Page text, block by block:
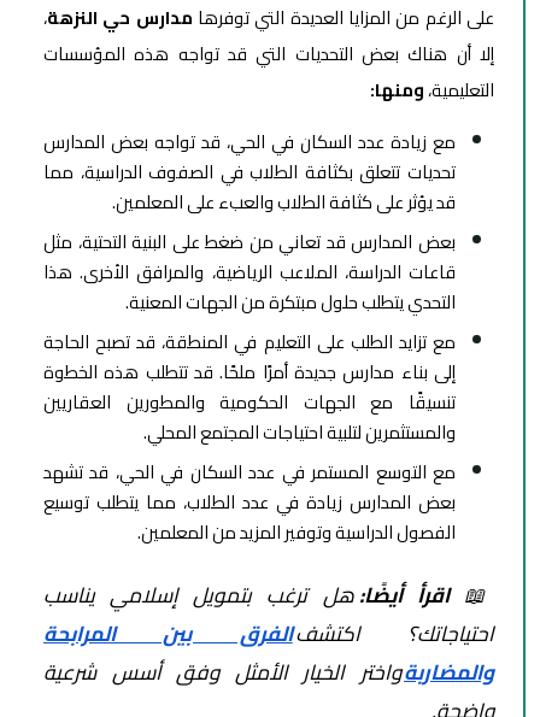
على الرغم من المزايا العديدة التي توفرها مدارس حي النزهة،
إلا أن هناك بعض التحديات التي قد تواجه هذه المؤسسات
التعليمية،ومنها:
مع زيادة عدد السكان في الحي، قد تواجه بعض المدارس
تحديات تتعلق بكثافة الطلاب في الصفوف الدراسية، مما
قد يؤثر على كثافة الطلاب والعبء على المعلمين.
بعض المدارس قد تعاني من ضغط على البنية التحتية، مثل
قاعات الدراسة، الملاعب الرياضية، والمرافق الأخرى. هذا
التحدي يتطلب حلول مبتكرة من الجهات المعنية.
مع تزايد الطلب على التعليم في المنطقة، قد تصبح الحاجة
إلى بناء مدارس جديدة أمرًا ملحًا. قد تتطلب هذه الخطوة
تنسيقًا مع الجهات الحكومية والمطورين العقاريين
والمستثمرين لتلبية احتياجات المجتمع المحلي.
مع التوسع المستمر في عدد السكان في الحي، قد تشهد
بعض المدارس زيادة في عدد الطلاب، مما يتطلب توسيع
الفصول الدراسية وتوفير المزيد من المعلمين.
📖اقرأ أيضًا:هل ترغب بتمويل إسلامي يناسب
احتياجاتك؟ اكتشفالفرق بين المرابحة
والمضاربةواختر الخيار الأمثل وفق أسس شرعية